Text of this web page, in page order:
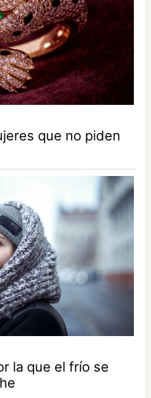
que no piden
la que el frío se